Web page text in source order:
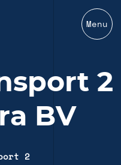
Menu
2
BV
2